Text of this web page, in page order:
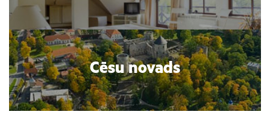
Cēsu novads